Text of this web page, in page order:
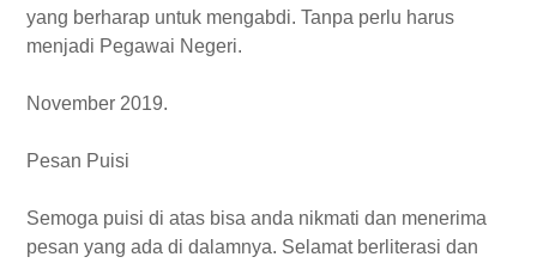
yang berharap untuk mengabdi. Tanpa perlu harus
menjadi Pegawai Negeri.
November 2019.
Pesan Puisi
Semoga puisi di atas bisa anda nikmati dan menerima
pesan yang ada di dalamnya. Selamat berliterasi dan